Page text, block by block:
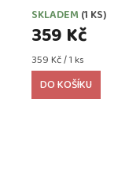
SKLADEM (1 KS)
359 Kč
Měrná
cena:
359 Kč / 1 ks
DO KOŠÍKU